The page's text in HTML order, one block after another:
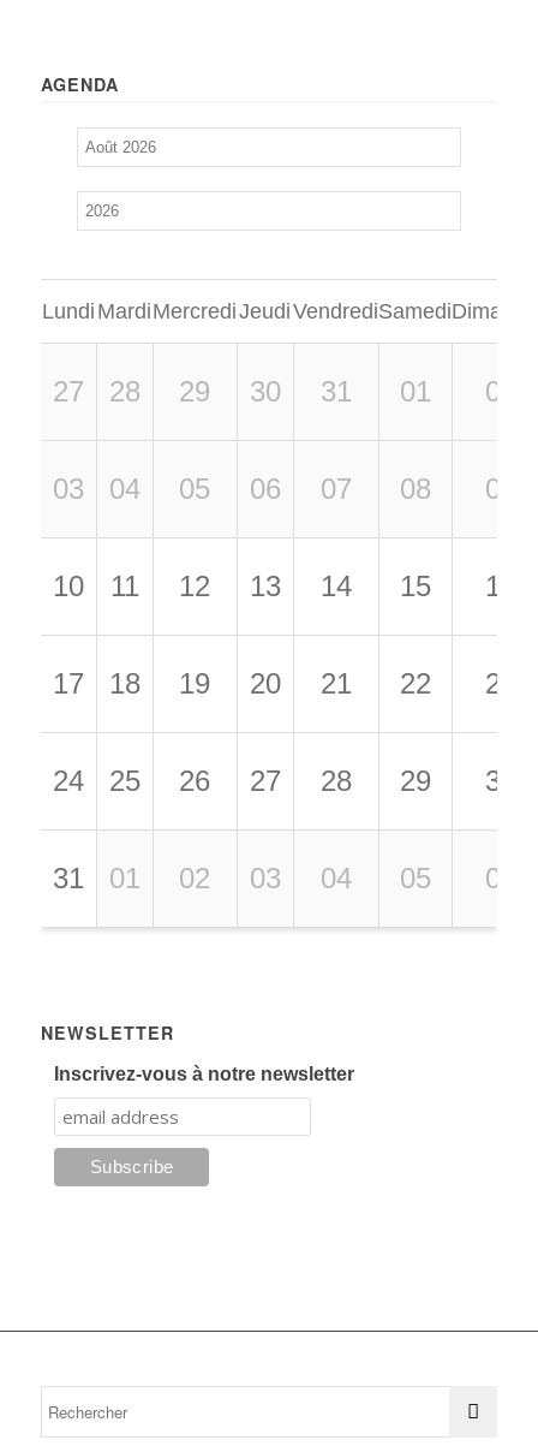
AGENDA
Lundi MardiMercrediJeudiVendrediSamedi
27 28 29 30 31 01 02
03 04 05 06 07 08 09
10 11 12 13 14 15 16
17 18 19 20 21 22 23
24 25 26 27 28 29 30
31 01 02 03 04 05 06
NEWSLETTER
Inscrivez-vous à notre newsletter